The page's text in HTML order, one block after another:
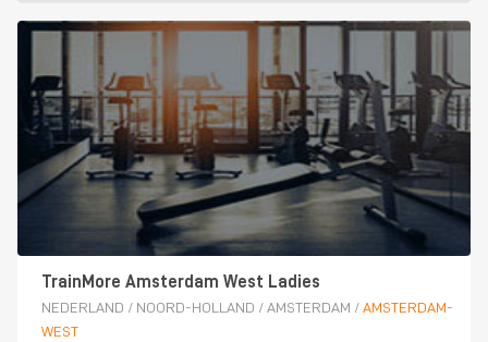
TrainMore Amsterdam West Ladies
NEDERLAND / NOORD-HOLLAND / AMSTERDAM / AMSTERDAM-
WEST